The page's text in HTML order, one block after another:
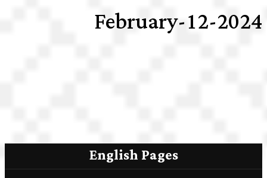
2024-February-12
English Pages